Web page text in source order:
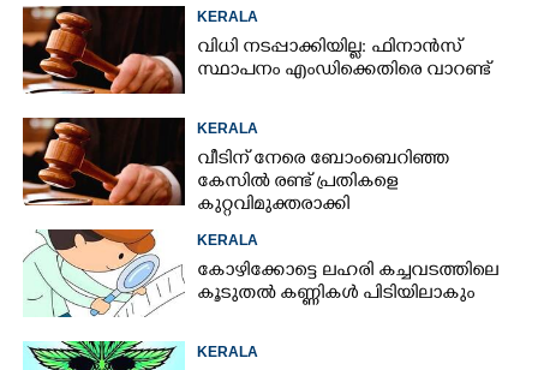
KERALA
വിധി നടപ്പാക്കിയില്ല: ഫിനാൻസ്
സ്ഥാപനം എംഡിക്കെതിരെ വാറണ്ട്
KERALA
വീടിന് നേരെ ബോംബെറിഞ്ഞ
കേസിൽ രണ്ട് പ്രതികളെ
കുറ്റവിമുക്തരാക്കി
KERALA
കോഴിക്കോട്ടെ ലഹരി കച്ചവടത്തിലെ
കൂടുതൽ കണ്ണികൾ പിടിയിലാകും
KERALA